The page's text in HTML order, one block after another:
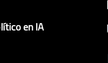
en IA